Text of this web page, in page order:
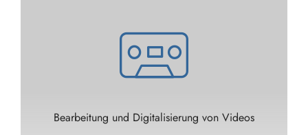
Bearbeitung und Digitalisierung von Videos